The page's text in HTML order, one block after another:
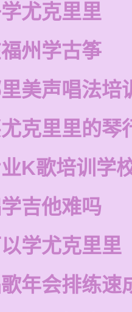
尤克里里
州学古筝
美声唱法培
克里里的琴
K歌培训学
吉他难吗
学尤克里里
年会排练速